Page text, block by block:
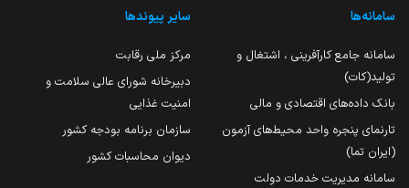
سامانه‌ها
سامانه جامع کارآفرینی ، اشتغال و
تولید(کات)
بانک داده‌های اقتصادی و مالی
تارنمای پنجره واحد محیط‌های آزمون
(ایران تما)
سامانه مدیریت خدمات دولت
سایر پیوندها
مرکز ملی رقابت
دبیرخانه شورای عالی سلامت و
امنیت غذایی
سازمان برنامه بودجه کشور
دیوان محاسبات کشور